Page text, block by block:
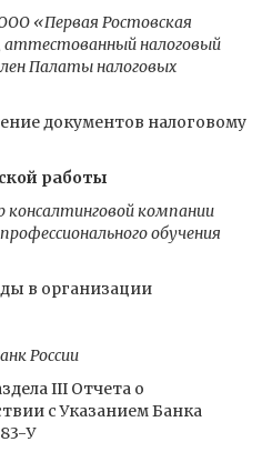
«Первая Ростовская
аттестованный налоговый
Палаты налоговых
документов налоговому
работы
компании
обучения
в организации
России
III Отчета о
с Указанием Банка
У